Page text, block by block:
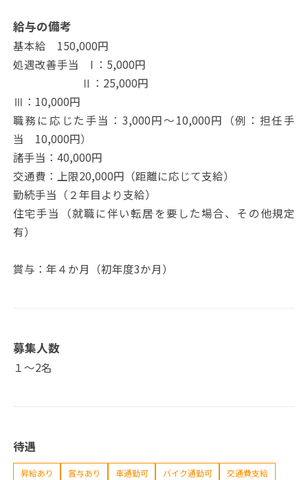
給与の備考
基本給 150,000円
処遇改善手当 I ：5,000円
Ⅱ：25,000円
Ⅲ：10,000円
職務に応じた手当：3,000円～10,000円（例：担任手
当 10,000円）
諸手当：40,000円
交通費：上限20,000円（距離に応じて支給）
勤続手当（２年目より支給）
住宅手当（就職に伴い転居を要した場合、その他規定
有）
賞与：年４か月（初年度3か月）
募集人数
１～2名
待遇
昇給あり 賞与あり 車通勤可 バイク通勤可
交通費支給